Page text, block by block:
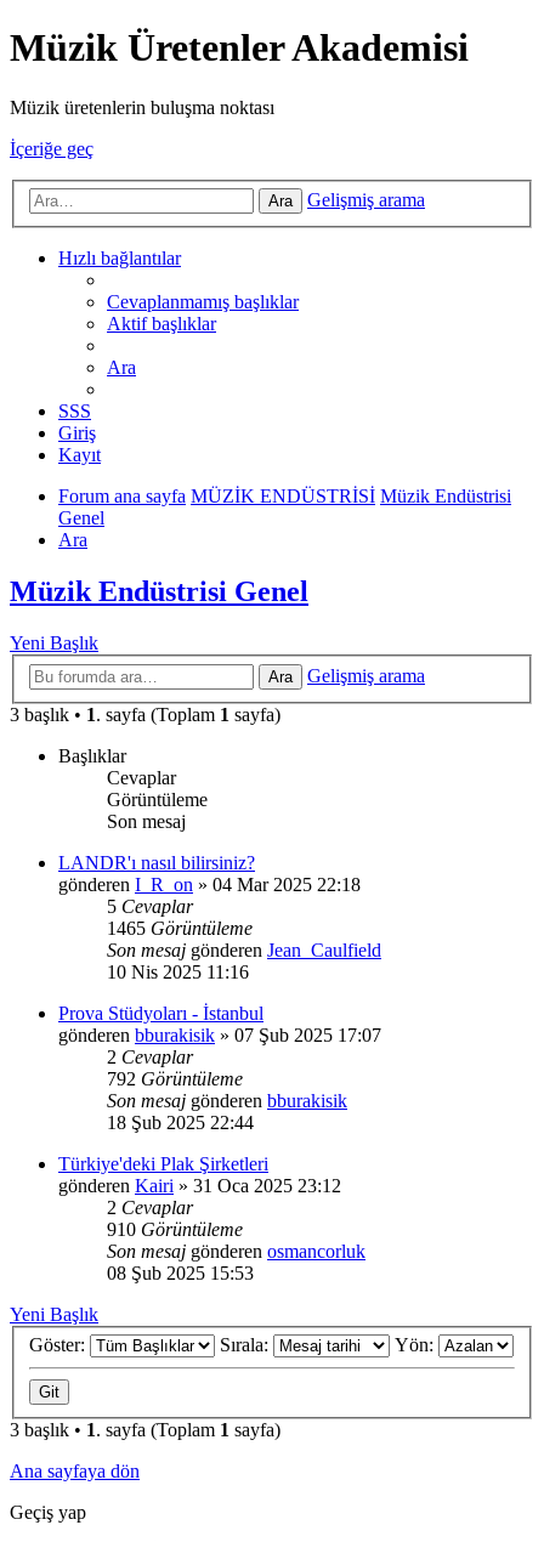
Müzik Üretenler Akademisi
Müzik üretenlerin buluşma noktası
İçeriğe geç
Ara Gelişmiş arama
Hızlı bağlantılar
Cevaplanmamış başlıklar
Aktif başlıklar
Ara
SSS
Giriş
Kayıt
Forum ana sayfa MÜZİK ENDÜSTRİSİ Müzik Endüstrisi
Genel
Ara
Müzik Endüstrisi Genel
Yeni Başlık
Ara
Gelişmiş arama
3 başlık • 1. sayfa (Toplam 1 sayfa)
Başlıklar
Cevaplar
Görüntüleme
Son mesaj
LANDR'ı nasıl bilirsiniz?
gönderen I_R_on » 04 Mar 2025 22:18
5 Cevaplar
1465 Görüntüleme
Son mesaj gönderen Jean_Caulfield
10 Nis 2025 11:16
Prova Stüdyoları - İstanbul
gönderen bburakisik » 07 Şub 2025 17:07
2 Cevaplar
792 Görüntüleme
Son mesaj gönderen bburakisik
18 Şub 2025 22:44
Türkiye'deki Plak Şirketleri
gönderen Kairi » 31 Oca 2025 23:12
2 Cevaplar
910 Görüntüleme
Son mesaj gönderen osmancorluk
08 Şub 2025 15:53
Yeni Başlık
Göster:
Sırala: Yön:
3 başlık • 1. sayfa (Toplam 1 sayfa)
Ana sayfaya dön
Geçiş yap